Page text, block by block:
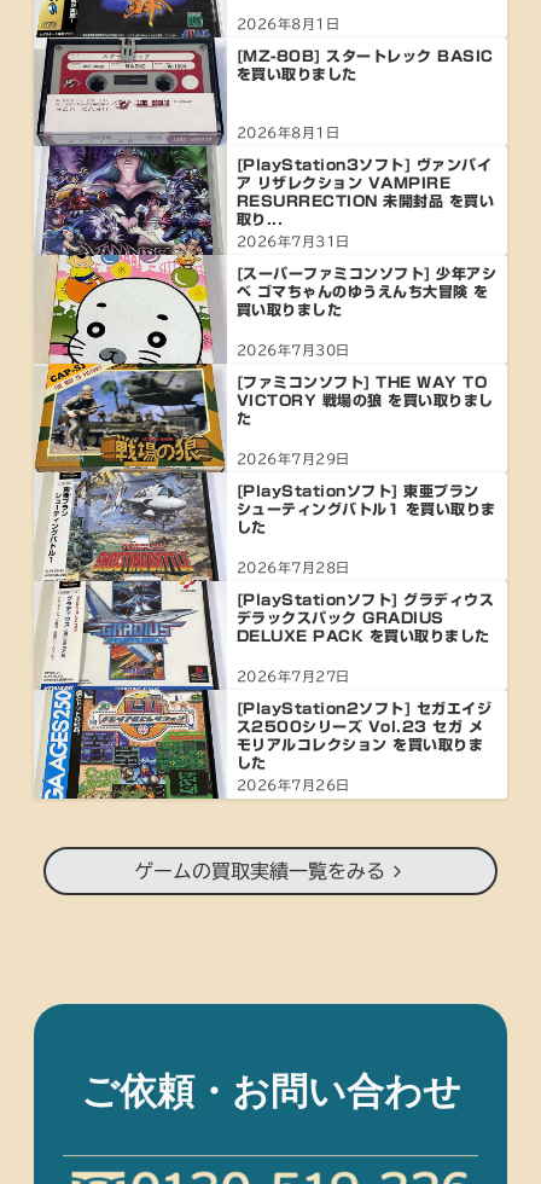
2026年8月1日
[MZ-80B] スタートレック BASIC
を買い取りました
2026年8月1日
[PlayStation3ソフト] ヴァンパイ
ア リザレクション VAMPIRE
RESURRECTION 未開封品 を買い
取り...
2026年7月31日
[スーパーファミコンソフト] 少年アシ
ベ ゴマちゃんのゆうえんち大冒険 を
買い取りました
2026年7月30日
[ファミコンソフト] THE WAY TO
VICTORY 戦場の狼 を買い取りまし
た
2026年7月29日
[PlayStationソフト] 東亜プラン
シューティングバトル1 を買い取りま
した
2026年7月28日
[PlayStationソフト] グラディウス
デラックスパック GRADIUS
DELUXE PACK を買い取りました
2026年7月27日
[PlayStation2ソフト] セガエイジ
ス2500シリーズ Vol.23 セガ メ
モリアルコレクション を買い取りま
した
2026年7月26日
ゲームの買取実績一覧をみる
ご依頼・お問い合わせ